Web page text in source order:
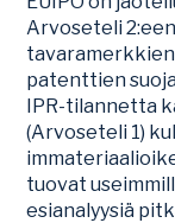
Arvoseteli
tavaramerkkien
patenttien
IPR-tilannetta
(Arvoseteli 1)
tuovat
esianalyysiä